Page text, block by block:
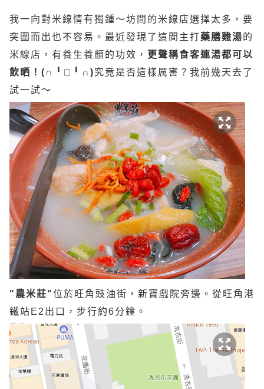
我一向對米線情有獨鍾～坊間的米線店選擇太多，要
突圍而出也不容易。最近發現了這間主打藥膳雞湯的
米線店，有養生養顏的功效， 更聲稱食客連湯都可以
飲晒！(∩╹□╹∩)究竟是否這樣厲害？我前幾天去了
試一試～
"農米莊"位於旺角豉油街，新寶戲院旁邊。從旺角港
鐵站E2出口，步行約6分鐘。